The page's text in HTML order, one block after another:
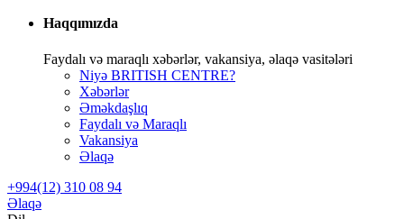
Haqqımızda
Faydalı və maraqlı xəbərlər, vakansiya, əlaqə vasitələri
Niyə BRITISH CENTRE?
Xəbərlər
Əməkdaşlıq
Faydalı və Maraqlı
Vakansiya
Əlaqə
+994(12) 310 08 94
Əlaqə